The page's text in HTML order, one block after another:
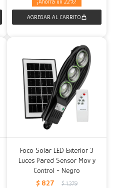
22
Foco Solar LED Exterior 3
Luces Pared Sensor Mov y
Control - Negro
$ 827 $ 1.379